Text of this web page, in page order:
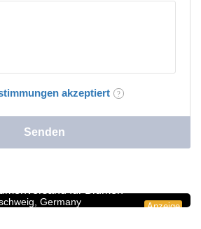
akzeptiert
Anzeige
Germany